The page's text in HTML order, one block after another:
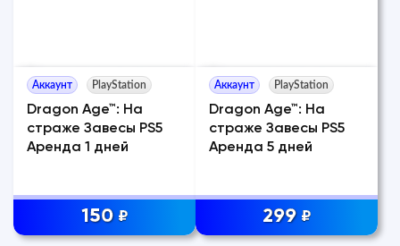
Аккаунт PlayStation
Dragon Age™: На
страже Завесы PS5
Аренда 1 дней
150 ₽
Аккаунт PlayStation
Dragon Age™: На
страже Завесы PS5
Аренда 5 дней
299 ₽